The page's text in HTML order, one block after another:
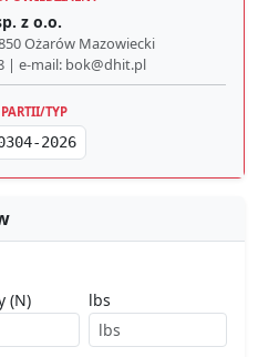
z o.o.
Ożarów Mazowiecki
| e-mail: bok@dhit.pl
TYP
2026
(N) lbs